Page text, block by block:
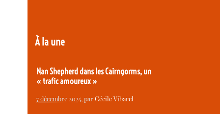
À la une
Nan Shepherd dans les Cairngorms, un
« trafic amoureux »
7 décembre 2025, parCécile Vibarel